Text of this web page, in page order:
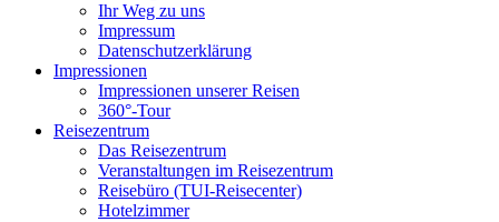
Ihr Weg zu uns
Impressum
Datenschutzerklärung
Impressionen
Impressionen unserer Reisen
360°-Tour
Reisezentrum
Das Reisezentrum
Veranstaltungen im Reisezentrum
Reisebüro (TUI-Reisecenter)
Hotelzimmer